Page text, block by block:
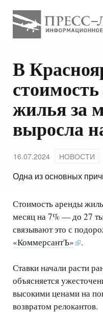
В
жилья за
выросла
16.07.2024 НОВОСТИ
Одна из основных
Стоимость аренды
месяц на 7% — до 27
связывают это с
«КоммерсантЪ»
.
Ставки начали расти
объясняется
высокими ценами на
возвратом релокантов.